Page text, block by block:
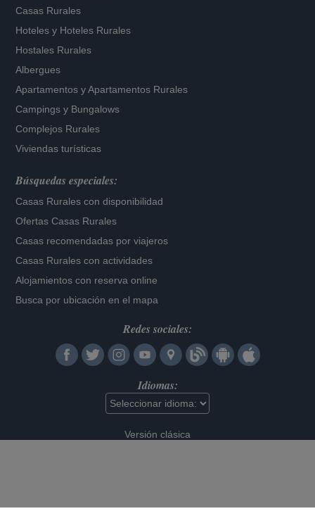
Casas Rurales
Hoteles y Hoteles Rurales
Hostales Rurales
Albergues
Apartamentos yApartamentos Rurales
Campings y Bungalows
Complejos Rurales
Viviendas turísticas
Búsquedas especiales:
Casas Rurales con disponibilidad
Ofertas Casas Rurales
Casas recomendadas por viajeros
Casas Rurales con actividades
Alojamientos con reserva online
Busca por ubicación en el mapa
Redes sociales:
Idiomas:
Versión clásica